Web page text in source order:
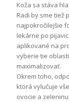
Koža sa stáva
Radi by sme tiež
najpokročilejšie
lekárne po
aplikované na
vyberie tie
maximalizovať.
Okrem toho,
ktorá vylučuje
ovocie a